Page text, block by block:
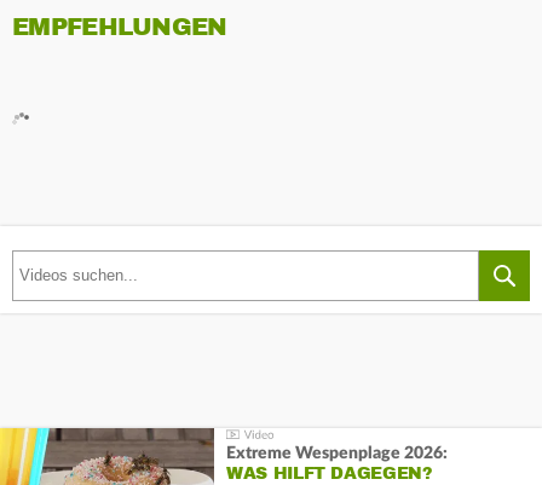
EMPFEHLUNGEN
Extreme Wespenplage 2026:
WAS HILFT DAGEGEN?